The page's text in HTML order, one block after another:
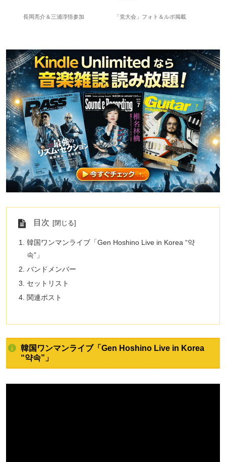
長岡亮介＆三浦淳悟参加 「党大会」フォト＆ルポ掲載
目次
韓国ワンマンライブ「Gen Hoshino Live in Korea “약
속”」
バンドメンバー
セットリスト
関連ポスト
韓国ワンマンライブ「Gen Hoshino Live in Korea
“약속”」